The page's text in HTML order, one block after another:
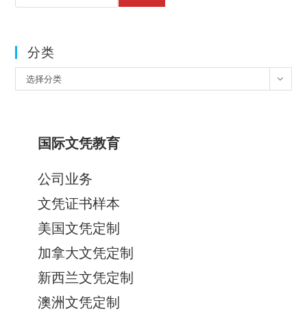
分类
类
选择分类
国际文凭教育
公司业务
文凭证书样本
美国文凭定制
加拿大文凭定制
新西兰文凭定制
澳洲文凭定制